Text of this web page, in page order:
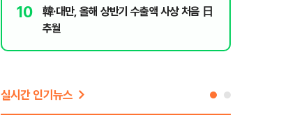
10
韓·대만, 올해 상반기 수출액 사상 처음 日
추월
실시간 인기뉴스